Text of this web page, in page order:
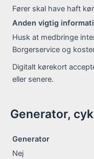
Fører skal have haft
Anden vigtig
Husk at medbringe
Borgerservice og
Digitalt kørekort
eller senere.
Generator,
Generator
Nej